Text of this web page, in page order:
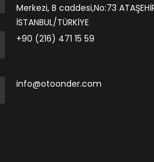
Merkezi, B caddesi,No:73
İSTANBUL/TÜRKİYE
+90 (216) 471 15 59
info@otoonder.com